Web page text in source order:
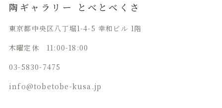
陶ギャラリー とべとべくさ
東京都中央区八丁堀1-4-5 幸和ビル 1階
木曜定休 11:00-18:00
03-5830-7475
info@tobetobe-kusa.jp